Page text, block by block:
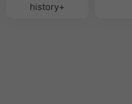
history+